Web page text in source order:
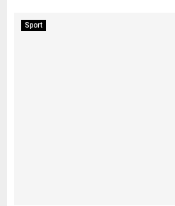
Sport